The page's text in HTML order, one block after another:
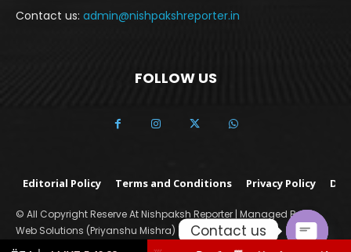
Contact us: admin@nishpakshreporter.in
FOLLOW US
Editorial Policy Terms and Conditions Privacy Policy
© All Copyright Reserve At Nishpaksh Reporter | Managed By Yo
Web Solutions (Priyanshu Mishra)
Contact us